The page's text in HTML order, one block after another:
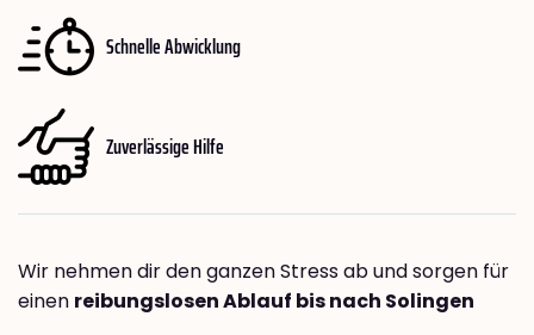
Schnelle Abwicklung
Zuverlässige Hilfe
Wir nehmen dir den ganzen Stress ab und sorgen für
einen reibungslosen Ablauf bis nach Solingen